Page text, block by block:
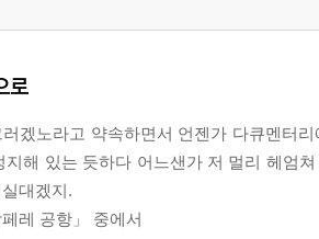
로
러겠노라고 약속하면서 언젠가 다큐멘터
지해 있는 듯하다 어느샌가 저 멀리 헤엄
대겠지.
레 공항」 중에서